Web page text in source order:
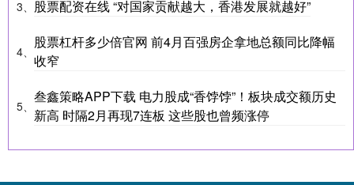
3、 股票配资在线 “对国家贡献越大，香港发展就越好”
4、
股票杠杆多少倍官网 前4月百强房企拿地总额同比降幅
收窄
5、
叁鑫策略APP下载 电力股成“香饽饽”！板块成交额历史
新高 时隔2月再现7连板 这些股也曾频涨停